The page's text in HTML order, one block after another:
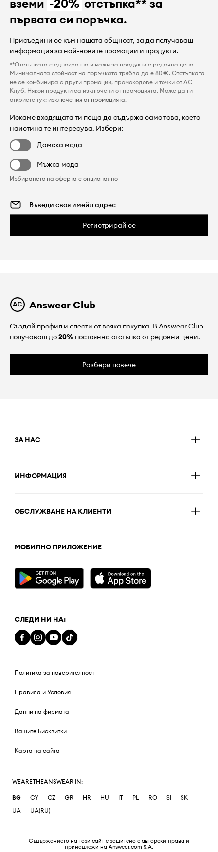
вземи -20% отстъпка** за
първата си поръчка.
Присъедини се към нашата общност, за да получаваш
информация за най-новите промоции и продукти.
**Отстъпката е еднократна и важи за продукти с редовна цена.
Минималната стойност на поръчката трябва да е 80 €. Отстъпката
не се комбинира с други промоции, промокодове и точки от AC
Клуб. Някои продукти са изключени от промоцията. Може да ги
откриете тук: изключения от промоцията.
Искаме входящата ти поща да съдържа само това, което
наистина те интересува. Избери:
Дамска мода
Мъжка мода
Избирането на оферта е опционално
Регистрирай се
Answear Club
Създай профил и спести от всяка покупка. В Answear Club
получаваш до20% постоянна отстъпка от редовни цени.
Разбери повече
ЗА НАС
ИНФОРМАЦИЯ
ОБСЛУЖВАНЕ НА КЛИЕНТИ
МОБИЛНО ПРИЛОЖЕНИЕ
СЛЕДИ НИ НА:
Политика за поверителност
Правила и Условия
Данни на фирмата
Вашите Бисквитки
Карта на сайта
WEARETHEANSWEAR IN:
BG CY CZ GR HR HU IT PL RO SI
SK
UA
UA(RU)
Съдържанието на този сайт е защитено с авторски права и
принадлежи на Answear.com S.A.